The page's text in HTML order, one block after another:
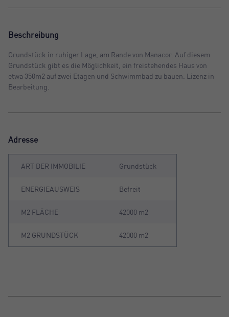
Beschreibung
Grundstück in ruhiger Lage, am Rande von Manacor. Auf diesem
Grundstück gibt es die Möglichkeit, ein freistehendes Haus von
etwa 350m2 auf zwei Etagen und Schwimmbad zu bauen. Lizenz in
Bearbeitung.
Adresse
ART DER IMMOBILIE Grundstück
ENERGIEAUSWEIS Befreit
M2 FLÄCHE 42000 m2
M2 GRUNDSTÜCK 42000 m2